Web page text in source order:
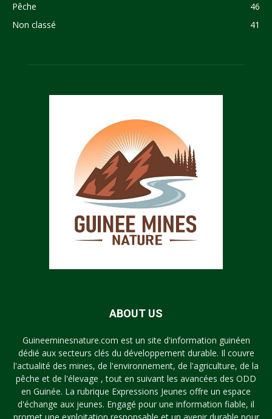
Pêche
46
Non classé
41
ABOUT US
Guineeminesnature.com est un site d'information guinéen
dédié aux secteurs clés du développement durable. Il couvre
l'actualité des mines, de l'environnement, de l'agriculture, de la
pêche et de l'élevage , tout en suivant les avancées des ODD
en Guinée. La rubrique Expressions Jeunes offre un espace
d'échange aux jeunes. Engagé pour une information fiable, il